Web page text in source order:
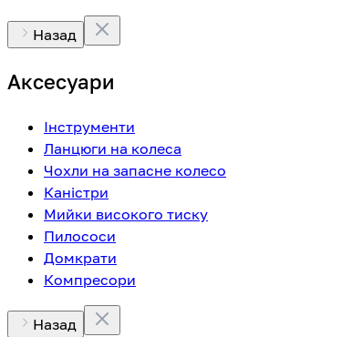
Назад
Аксесуари
Інструменти
Ланцюги на колеса
Чохли на запасне колесо
Каністри
Мийки високого тиску
Пилососи
Домкрати
Компресори
Назад